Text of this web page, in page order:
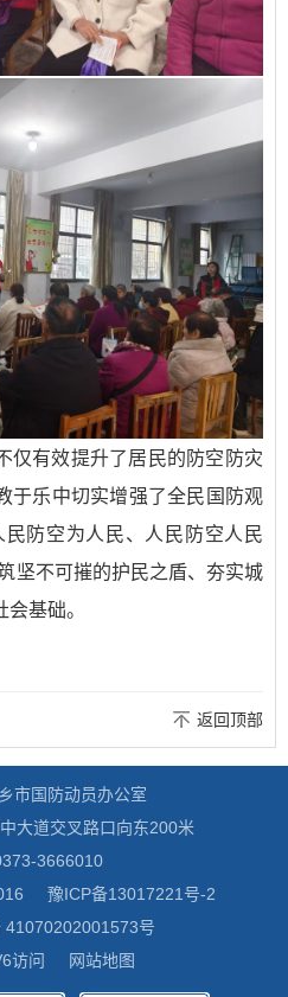
有效提升了居民的防空防灾
于乐中切实增强了全民国防观
民防空为人民、人民防空人民
坚不可摧的护民之盾、夯实城
基础。
返回顶部
市国防动员办公室
大道交叉路口向东200米
3666010
豫ICP备13017221号-2
41070202001573号
访问
网站地图